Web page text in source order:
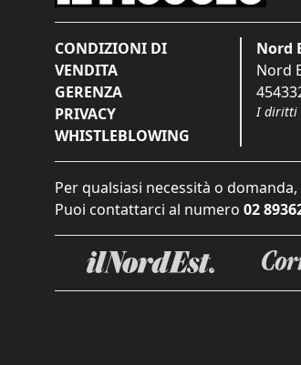
CONDIZIONI DI
VENDITA
GERENZA
PRIVACY
WHISTLEBLOWING
Nord
Nord
I diritti
Per qualsiasi necessità o
Puoi contattarci al numero 02